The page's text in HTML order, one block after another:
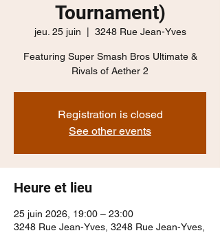
Tournament)
jeu. 25 juin 3248 Rue Jean-Yves
Featuring Super Smash Bros Ultimate &
Rivals of Aether 2
Registration is closed
See other events
Heure et lieu
25 juin 2026, 19:00 – 23:00
3248 Rue Jean-Yves, 3248 Rue Jean-Yves,